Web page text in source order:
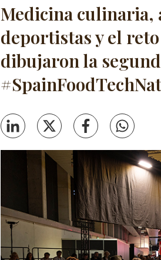
Medicina culinaria,
deportistas y el
dibujaron la